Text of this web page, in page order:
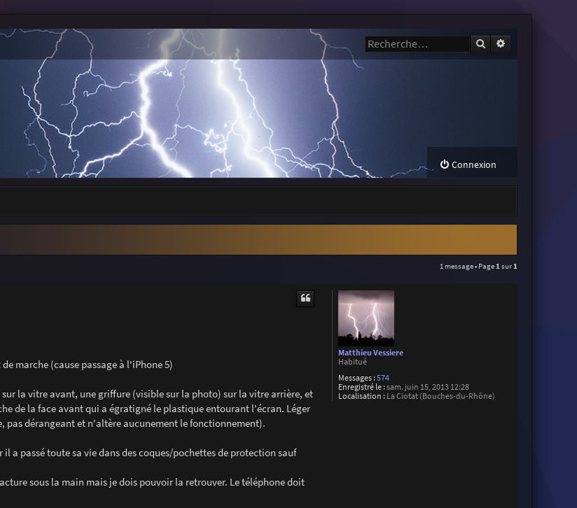
Rechercher
Connexion
1 message • Page 1 sur 1
Matthieu Vessiere
Habitué
Messages : 574
Enregistré le : sam. juin 15, 2013 12:28
Localisation : La Ciotat (Bouches-du-Rhône)
marche (cause passage à l'iPhone 5)
la vitre avant, une griffure (visible sur la photo) sur la vitre arrière, et
de la face avant qui a égratigné le plastique entourant l'écran. Léger
dérangeant et n'altère aucunement le fonctionnement).
a passé toute sa vie dans des coques/pochettes de protection sauf
sous la main mais je dois pouvoir la retrouver. Le téléphone doit